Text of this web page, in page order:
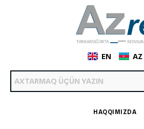
EN AZ
HAQQIMIZDA